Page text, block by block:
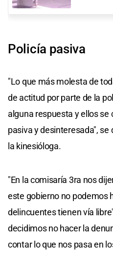
Policía pasiva
"Lo que más molesta de
de actitud por parte de la
alguna respuesta y ellos
pasiva y desinteresada", se
la kinesióloga.
"En la comisaría 3ra nos
este gobierno no podemos
delincuentes tienen vía
decidimos no hacer la
contar lo que nos pasa en